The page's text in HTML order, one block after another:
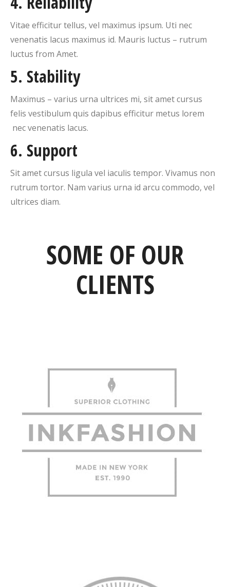
Vitae efficitur tellus, vel maximus ipsum. Uti nec
venenatis lacus maximus id. Mauris luctus – rutrum
luctus from Amet.
5. Stability
Maximus – varius urna ultrices mi, sit amet cursus
felis vestibulum quis dapibus efficitur metus lorem
nec venenatis lacus.
6. Support
Sit amet cursus ligula vel iaculis tempor. Vivamus non
rutrum tortor. Nam varius urna id arcu commodo, vel
ultrices diam.
SOME OF OUR
CLIENTS